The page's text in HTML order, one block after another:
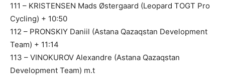
111 – KRISTENSEN Mads Østergaard (Leopard TOGT Pro
Cycling) + 10:50
112 – PRONSKIY Daniil (Astana Qazaqstan Development
Team) + 11:14
113 – VINOKUROV Alexandre (Astana Qazaqstan
Development Team) m.t